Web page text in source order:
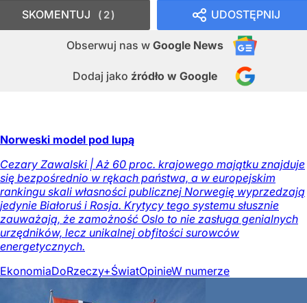
UDOSTĘPNIJ
Obserwuj nas w Google News
Dodaj jako źródło w Google
SKOMENTUJ 2
Norweski model pod lupą
Cezary Zawalski | Aż 60 proc. krajowego majątku znajduje
się bezpośrednio w rękach państwa, a w europejskim
rankingu skali własności publicznej Norwegię wyprzedzają
jedynie Białoruś i Rosja. Krytycy tego systemu słusznie
zauważają, że zamożność Oslo to nie zasługa genialnych
urzędników, lecz unikalnej obfitości surowców
energetycznych.
EkonomiaDoRzeczy+ŚwiatOpinieW numerze